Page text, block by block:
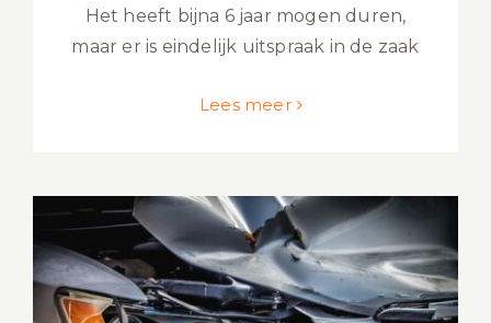
Het heeft bijna 6 jaar mogen duren,
maar er is eindelijk uitspraak in de zaak
Lees meer